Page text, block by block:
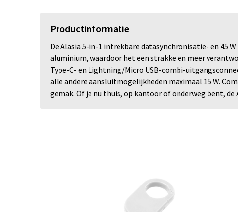
Productinformatie
De Alasia 5-in-1 intrekbare datasynchronisatie- en 45
aluminium, waardoor het een strakke en meer
Type-C- en Lightning/Micro USB-combi-
alle andere aansluitmogelijkheden maximaal 15 W.
gemak. Of je nu thuis, op kantoor of onderweg bent,